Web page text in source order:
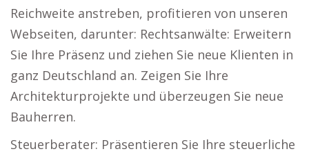
Reichweite anstreben, profitieren von unseren
Webseiten, darunter: Rechtsanwälte: Erweitern
Sie Ihre Präsenz und ziehen Sie neue Klienten in
ganz Deutschland an. Zeigen Sie Ihre
Architekturprojekte und überzeugen Sie neue
Bauherren.
Steuerberater: Präsentieren Sie Ihre steuerliche